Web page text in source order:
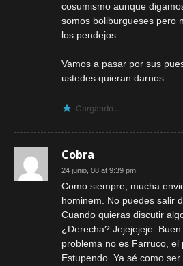
cosumismo aunque
somos boliburgueses pero
los pendejos.
Vamos a pasar por sus
ustedes quieran darnos.
Cargando...
Cobra
24 junio, 08 at 9:39 pm
Como siempre, mucha
hominem. No puedes salir
Cuando quieras discutir
¿Derecha? Jejejejeje.
problema no es Farruco, el
Estupendo. Ya sé como